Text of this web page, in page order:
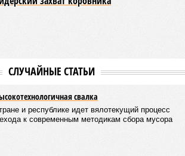
требованиям методики IRIIS,
повышения качества и устойчивости
проектов. Радий Хабиров тогда назвал
инфраструктурным
Башкортостана и отметил, что
монтажных работ составляет 33,5
Открытие движения по
планировалось в 2024 году.